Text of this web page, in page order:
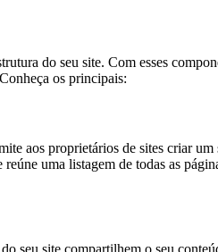
do seu site. Com esses
os principais:
aos proprietários de sites criar
uma listagem de todas as
seu site compartilhem o seu